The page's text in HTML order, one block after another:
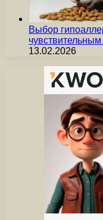
Выбор
13.02.2026